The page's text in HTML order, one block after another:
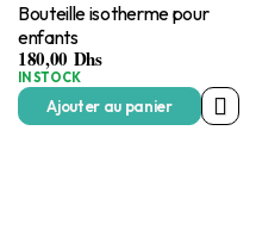
Bouteille isotherme pour
enfants
180,00 Dhs
IN STOCK
Ajouter au panier